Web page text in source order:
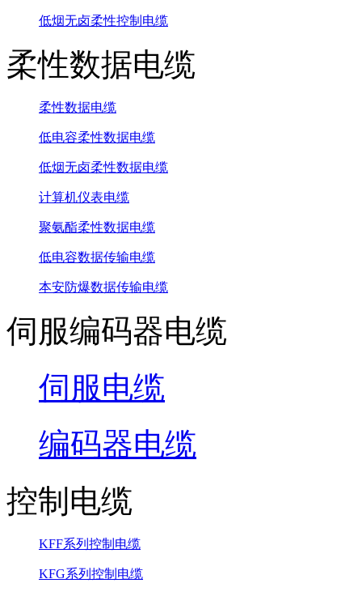
低烟无卤柔性控制电缆
柔性数据电缆
柔性数据电缆
低电容柔性数据电缆
低烟无卤柔性数据电缆
计算机仪表电缆
聚氨酯柔性数据电缆
低电容数据传输电缆
本安防爆数据传输电缆
伺服编码器电缆
伺服电缆
编码器电缆
控制电缆
KFF系列控制电缆
KFG系列控制电缆